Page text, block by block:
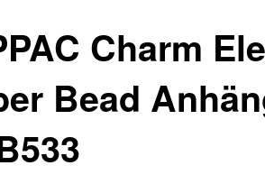
Charm
Bead